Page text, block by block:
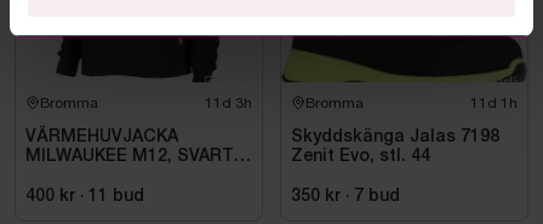
Bromma 11d 3h
VÄRMEHUVJACKA
MILWAUKEE M12, SVART
400 kr · 11 bud
Bromma 11d 1h
Skyddskänga Jalas 7198
Zenit Evo, stl. 44
350 kr · 7 bud